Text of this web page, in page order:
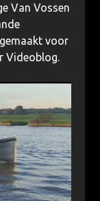
Van Vossen
voor
Videoblog.